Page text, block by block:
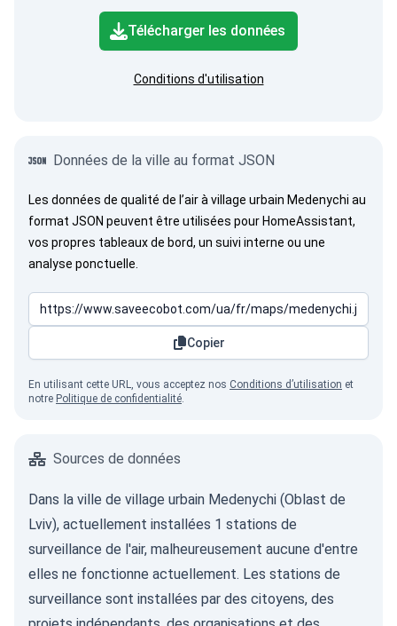
Télécharger les données
Conditions d'utilisation
Données de la ville au format JSON
Les données de qualité de l’air à village urbain Medenychi au
format JSON peuvent être utilisées pour HomeAssistant,
vos propres tableaux de bord, un suivi interne ou une
analyse ponctuelle.
Copier
En utilisant cette URL, vous acceptez nos Conditions d’utilisation et
notre Politique de confidentialité.
Sources de données
Dans la ville de village urbain Medenychi (Oblast de
Lviv), actuellement installées 1 stations de
surveillance de l'air, malheureusement aucune d'entre
elles ne fonctionne actuellement. Les stations de
surveillance sont installées par des citoyens, des